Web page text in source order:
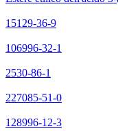
15129-36-9
106996-32-1
2530-86-1
227085-51-0
128996-12-3